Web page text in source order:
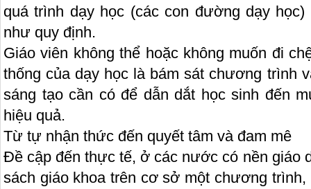
quá trình dạy học (các con đường dạy
như quy định.
Giáo viên không thể hoặc không muốn đi
thống của dạy học là bám sát chương trình
sáng tạo cần có để dẫn dắt học sinh đến
hiệu quả.
Từ tự nhận thức đến quyết tâm và đam mê
Đề cập đến thực tế, ở các nước có nền giáo
sách giáo khoa trên cơ sở một chương